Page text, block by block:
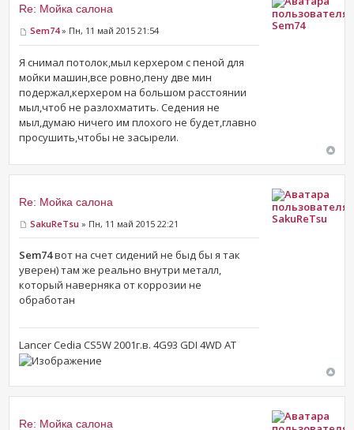
Re: Мойка салона
Sem74» Пн, 11 май 2015 21:54
Я снимал потолок,мыл керхером с пеной для
мойки машин,все ровно,пену две мин
подержал,керхером на большом расстоянии
мыл,чтоб не разлохматить. Седения не
мыл,думаю ничего им плохого не будет,главно
просушить,чтобы не засырели.
Sem74
Re: Мойка салона
SakuReTsu » Пн, 11 май 2015 22:21
Sem74вот на счет сидений не быд бы я так
уверен) там же реально внутри металл,
который наверняка от коррозии не
обработан
Lancer Cedia CS5W 2001г.в. 4G93 GDI 4WD AT
SakuReTsu
Re: Мойка салона